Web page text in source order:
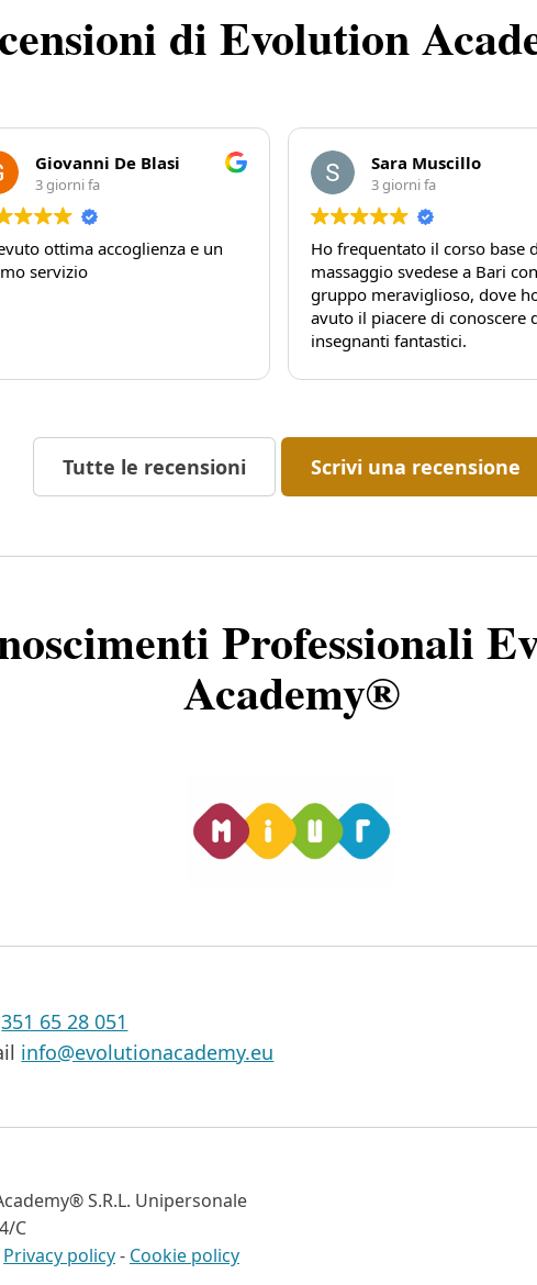
di Evolution
Giovanni De Blasi
3 giorni fa
ottima accoglienza e un
servizio
Sara Muscillo
3 giorni fa
Ho frequentato il corso base
massaggio svedese a Bari
gruppo meraviglioso, dove
avuto il piacere di conoscere
insegnanti fantastici.
punto di vista tecnico, ma
Un ringraziamento speciale a
Gabriele e Roberta per aver
questa esperienza cosi
Tutte le recensioni Scrivi una recensione
Professionali
Academy®
351 65 28 051
info@evolutionacademy.eu
S.R.L. Unipersonale
C
Privacy policy- Cookie policy